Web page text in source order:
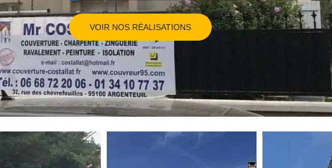
VOIR NOS RÉALISATIONS